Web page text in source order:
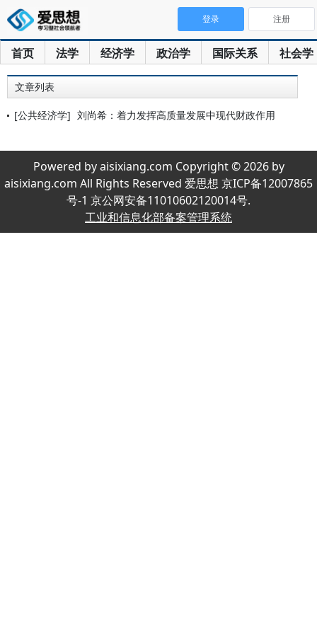
首页 法学 经济学 政治学 国际关系 社会学
登录 注册
文章列表
[公共经济学] 刘尚希：着力发挥高质量发展中现代财政作用
Powered by aisixiang.com Copyright © 2026 by
aisixiang.com All Rights Reserved 爱思想 京ICP备12007865
号-1 京公网安备11010602120014号.
工业和信息化部备案管理系统